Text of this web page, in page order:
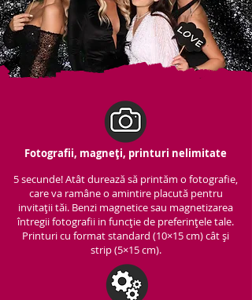
Fotografii, magneți, printuri nelimitate
5 secunde! Atât durează să printăm o fotografie,
care va ramâne o amintire placută pentru
invitații tăi. Benzi magnetice sau magnetizarea
întregii fotografii in funcție de preferințele tale.
Printuri cu format standard (10×15 cm) cât și
strip (5×15 cm).